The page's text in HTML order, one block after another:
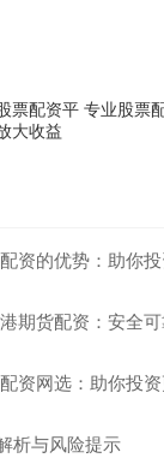
票配资平 专业股票
大收益
资的优势：助你
期货配资：安全
资网选：助你投
析与风险提示